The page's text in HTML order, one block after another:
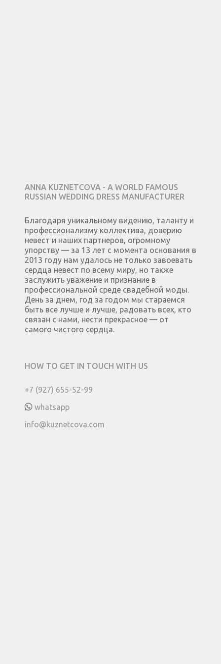
ANNA KUZNETCOVA - A WORLD FAMOUS
RUSSIAN WEDDING DRESS MANUFACTURER
Благодаря уникальному видению, таланту и
профессионализму коллектива, доверию
невест и наших партнеров, огромному
упорству — за 13 лет с момента основания в
2013 году нам удалось не только завоевать
сердца невест по всему миру, но также
заслужить уважение и признание в
профессиональной среде свадебной моды.
День за днем, год за годом мы стараемся
быть все лучше и лучше, радовать всех, кто
связан с нами, нести прекрасное — от
самого чистого сердца.
HOW TO GET IN TOUCH WITH US
+7 (927) 655-52-99
whatsapp
info@kuznetcova.com